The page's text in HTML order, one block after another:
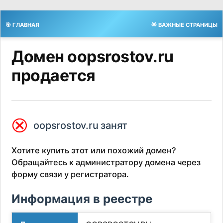
🎯 ГЛАВНАЯ 🌟 ВАЖНЫЕ СТРАНИЦЫ
Домен oopsrostov.ru
продается
⮿ oopsrostov.ru занят
Хотите купить этот или похожий домен?
Обращайтесь к администратору домена через
форму связи у регистратора.
Информация в реестре